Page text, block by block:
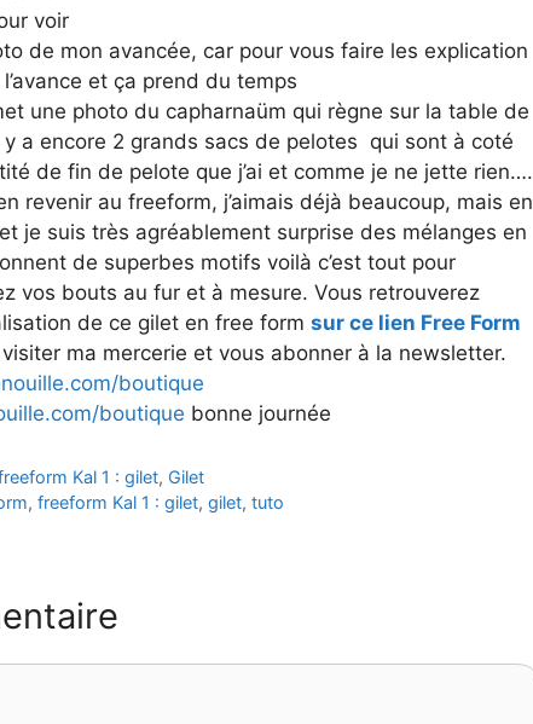
voir
de mon avancée, car pour vous faire les explication
et ça prend du temps
une photo du capharnaüm qui règne sur la table de
y a encore 2 grands sacs de pelotes qui sont à coté
de fin de pelote que j’ai et comme je ne jette rien….
revenir au freeform, j’aimais déjà beaucoup, mais en
je suis très agréablement surprise des mélanges en
de superbes motifs voilà c’est tout pour
vos bouts au fur et à mesure. Vous retrouverez
de ce gilet en free form sur ce lien Free Form
visiter ma mercerie et vous abonner à la newsletter.
boutique bonne journée
Kal 1 : gilet, Gilet
,freeform Kal 1 : gilet,gilet,tuto